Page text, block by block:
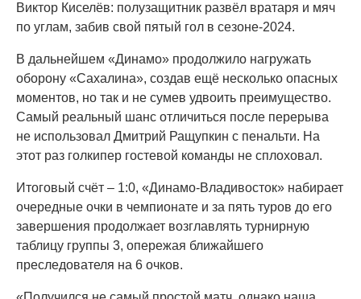
Виктор Киселёв: полузащитник развёл вратаря и мяч
по углам, забив свой пятый гол в сезоне-2024.
В дальнейшем «Динамо» продолжило нагружать
оборону «Сахалина», создав ещё несколько опасных
моментов, но так и не сумев удвоить преимущество.
Самый реальный шанс отличиться после перерыва
не использовал Дмитрий Ращупкин с пенальти. На
этот раз голкипер гостевой команды не сплоховал.
Итоговый счёт – 1:0, «Динамо-Владивосток» набирает
очередные очки в чемпионате и за пять туров до его
завершения продолжает возглавлять турнирную
таблицу группы 3, опережая ближайшего
преследователя на 6 очков.